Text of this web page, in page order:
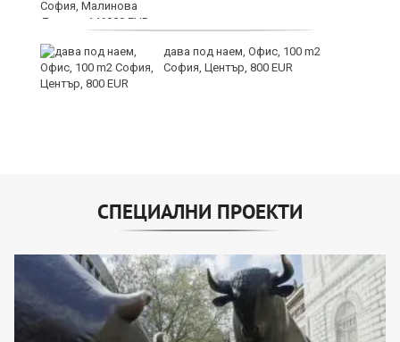
дава под наем, Офис, 100 m2
София, Център, 800 EUR
СПЕЦИАЛНИ ПРОЕКТИ